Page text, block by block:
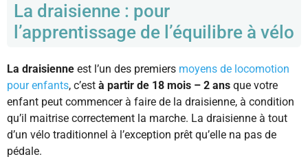
La draisienne : pour
l’apprentissage de l’équilibre à vélo
La draisienne est l’un des premiers moyens de locomotion
pour enfants, c’est à partir de 18 mois – 2 ans que votre
enfant peut commencer à faire de la draisienne, à condition
qu’il maitrise correctement la marche. La draisienne à tout
d’un vélo traditionnel à l’exception prêt qu’elle na pas de
pédale.